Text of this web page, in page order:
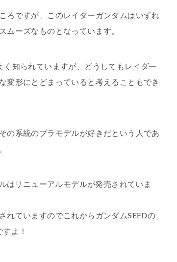
ろですが、このレイダーガンダムはいずれ
ムーズなものとなっています。
知られていますが、どうしてもレイダー
変形にとどまっていると考えることもでき
の系統のプラモデルが好きだという人であ
はリニューアルモデルが発売されていま
れていますのでこれからガンダムSEEDの
よ！